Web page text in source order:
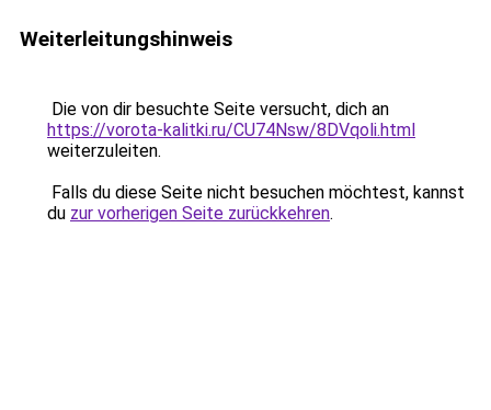
Weiterleitungshinweis
Die von dir besuchte Seite versucht, dich an
https://vorota-kalitki.ru/CU74Nsw/8DVqoli.html
weiterzuleiten.
Falls du diese Seite nicht besuchen möchtest, kannst
du zur vorherigen Seite zurückkehren.